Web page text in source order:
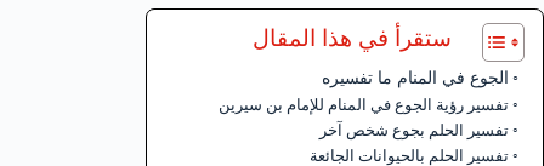
ستقرأ في هذا المقال
الجوع في المنام ما تفسيره
تفسير رؤية الجوع في المنام للإمام بن سيرين
تفسير الحلم بجوع شخص آخر
تفسير الحلم بالحيوانات الجائعة